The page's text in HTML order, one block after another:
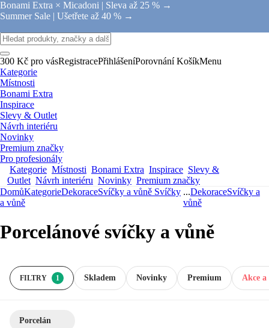
Bonami Extra × Micadoni | Sleva až 25 % →
Summer Sale | Ušetřete až 40 % →
300 Kč pro vásRegistracePřihlášeníPorovnání KošíkMenu
Kategorie
Místnosti
Bonami Extra
Inspirace
Slevy & Outlet
Návrh interiéru
Novinky
Premium značky
Pro profesionály
Kategorie Místnosti Bonami Extra Inspirace Slevy &
Outlet Návrh interiéru Novinky Premium značky
DomůKategorieDekoraceSvíčky a vůně Svíčky
a vůně
...DekoraceSvíčky a
vůně
Porcelánové svíčky a vůně
FILTRY 1 Skladem Premium Akce a
Novinky
Porcelán